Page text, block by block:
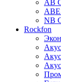
AB
NB
Rockfon